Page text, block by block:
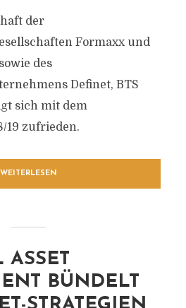
der
Formaxx und
des
Definet, BTS
sich mit dem
19 zufrieden.
WEITERLESEN
ASSET
BÜNDELT